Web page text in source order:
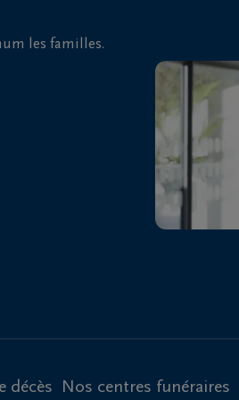
les familles.
décès Nos centres funéraires